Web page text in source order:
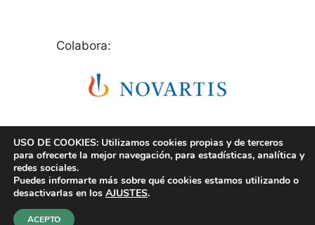
Colabora:
© Copyright 2026 ASENDHI - Asociación de Enfermos
USO DE COOKIES: Utilizamos cookies propias y de terceros
para ofrecerte la mejor navegación, para estadísticas, analítica y
redes sociales.
Puedes informarte más sobre qué cookies estamos utilizando o
desactivarlas en los AJUSTES.
ACEPTO